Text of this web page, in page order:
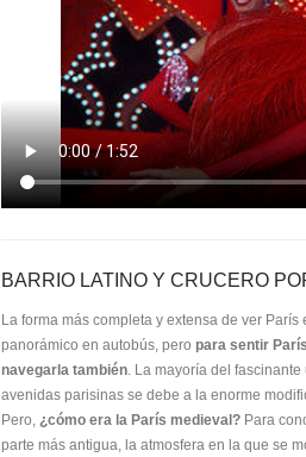
BARRIO LATINO Y CRUCERO
La forma más completa y extensa de ver París
panorámico en autobús, pero para sentir
navegarla también. La mayoría del
avenidas parisinas se debe a la enorme
Pero, ¿cómo era la París medieval? Para
parte más antigua, la atmosfera en la que se